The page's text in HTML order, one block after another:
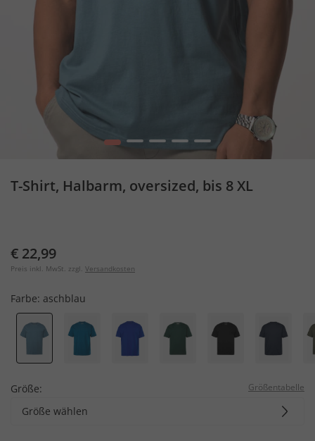
1 2 3 4 5
T-Shirt, Halbarm, oversized, bis 8 XL
€ 22,99
Preis inkl. MwSt. zzgl. Versandkosten
Farbe: aschblau
Größe: Größentabelle
Größe wählen